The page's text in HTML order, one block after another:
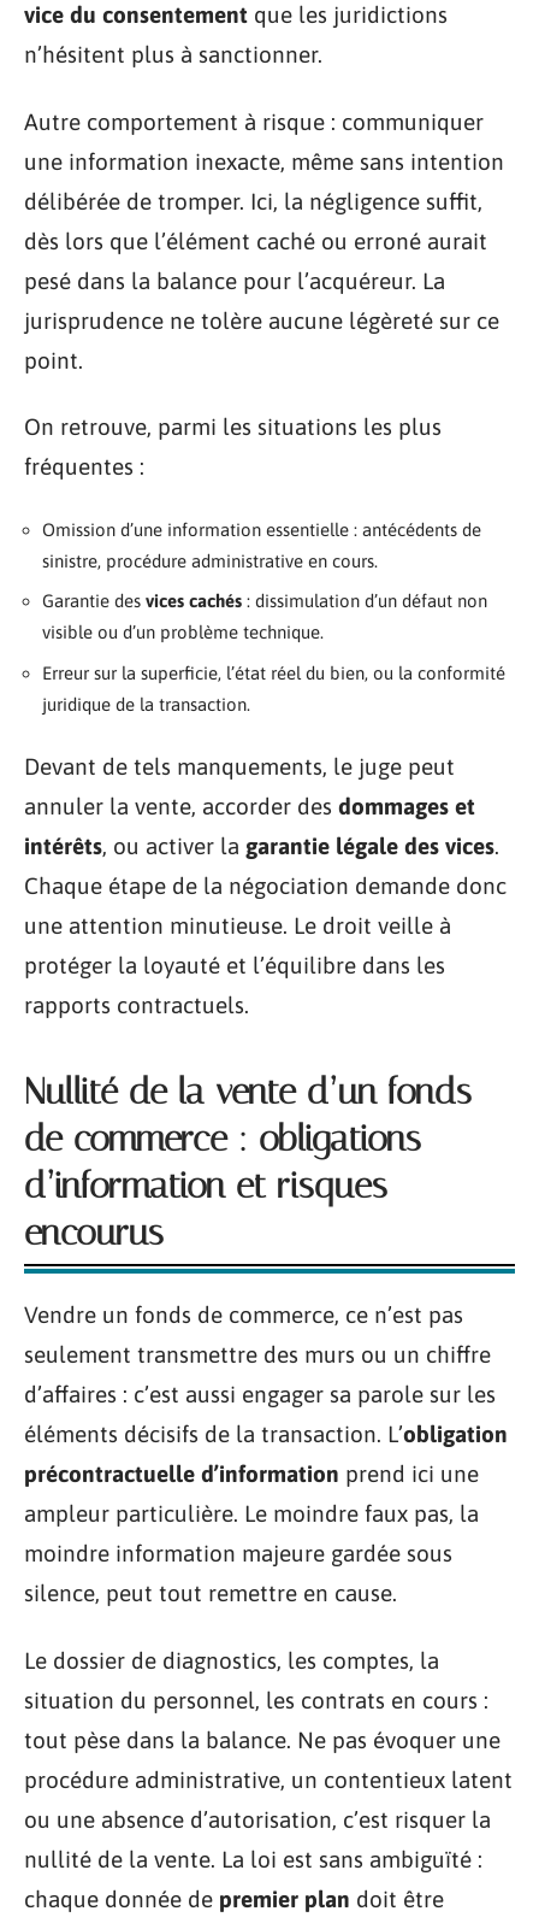
vice du consentement que les juridictions
n’hésitent plus à sanctionner.
Autre comportement à risque : communiquer
une information inexacte, même sans intention
délibérée de tromper. Ici, la négligence suffit,
dès lors que l’élément caché ou erroné aurait
pesé dans la balance pour l’acquéreur. La
jurisprudence ne tolère aucune légèreté sur ce
point.
On retrouve, parmi les situations les plus
fréquentes :
Omission d’une information essentielle : antécédents de
sinistre, procédure administrative en cours.
Garantie des vices cachés : dissimulation d’un défaut non
visible ou d’un problème technique.
Erreur sur la superficie, l’état réel du bien, ou la conformité
juridique de la transaction.
Devant de tels manquements, le juge peut
annuler la vente, accorder des dommages et
intérêts, ou activer la garantie légale des vices.
Chaque étape de la négociation demande donc
une attention minutieuse. Le droit veille à
protéger la loyauté et l’équilibre dans les
rapports contractuels.
Nullité de la vente d’un fonds
de commerce : obligations
d’information et risques
encourus
Vendre un fonds de commerce, ce n’est pas
seulement transmettre des murs ou un chiffre
d’affaires : c’est aussi engager sa parole sur les
éléments décisifs de la transaction. L’obligation
précontractuelle d’information prend ici une
ampleur particulière. Le moindre faux pas, la
moindre information majeure gardée sous
silence, peut tout remettre en cause.
Le dossier de diagnostics, les comptes, la
situation du personnel, les contrats en cours :
tout pèse dans la balance. Ne pas évoquer une
procédure administrative, un contentieux latent
ou une absence d’autorisation, c’est risquer la
nullité de la vente. La loi est sans ambiguïté :
chaque donnée de premier plan doit être